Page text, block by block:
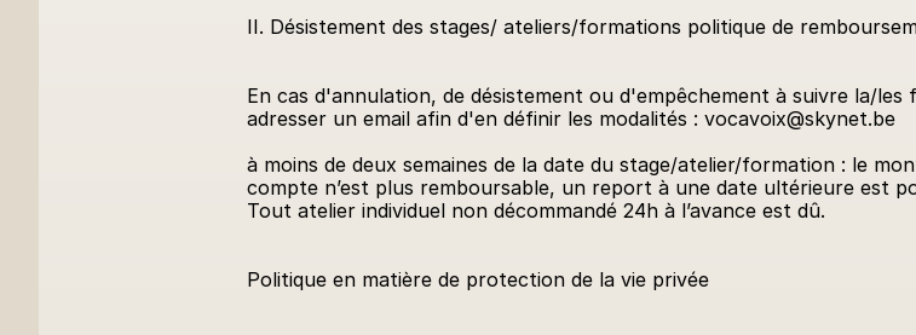
II. Désistement des stages/ ateliers/formations politique de
En cas d'annulation, de désistement ou d'empêchement à suivre la/
adresser un email afin d'en définir les modalités : vocavoix@skynet.be
à moins de deux semaines de la date du stage/atelier/formation : le
compte n’est plus remboursable, un report à une date ultérieure est
Tout atelier individuel non décommandé 24h à l’avance est dû.
Politique en matière de protection de la vie privée